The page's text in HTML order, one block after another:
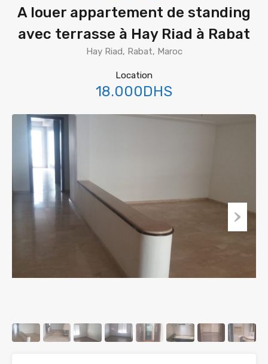
A louer appartement de standing
avec terrasse à Hay Riad à Rabat
Hay Riad, Rabat, Maroc
Location
18.000DHS